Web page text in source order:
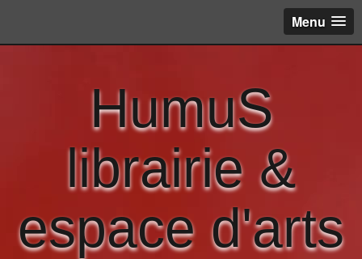
Menu
HumuS
librairie &
espace d'arts